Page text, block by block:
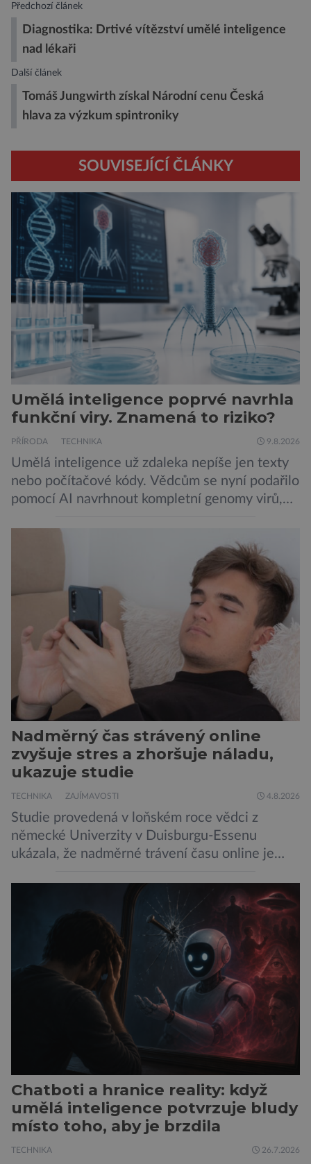
Předchozí článek
Diagnostika: Drtivé vítězství umělé inteligence
nad lékaři
Další článek
Tomáš Jungwirth získal Národní cenu Česká
hlava za výzkum spintroniky
SOUVISEJÍCÍ ČLÁNKY
Umělá inteligence poprvé navrhla
funkční viry. Znamená to riziko?
PŘÍRODA TECHNIKA 9.8.2026
Umělá inteligence už zdaleka nepíše jen texty
nebo počítačové kódy. Vědcům se nyní podařilo
pomocí AI navrhnout kompletní genomy virů,
Takový postup není samoúčelný, protože by
mohl pomoci v boji proti bakteriím odolným
vůči antibiotikům, současně však otevírá nové
otázky biologické bezpečnosti. Výzkumníci ze
Stanfordovy univerzity a Arc Institute […]
Nadměrný čas strávený online
zvyšuje stres a zhoršuje náladu,
ukazuje studie
TECHNIKA ZAJÍMAVOSTI 4.8.2026
Studie provedená v loňském roce vědci z
německé Univerzity v Duisburgu-Essenu
ukázala, že nadměrné trávení času online je
vede k zanedbávání dalších aktivit. Zúčastnilo
se jí 900 dospělých Němců, kteří uvedli, že se v
posledním roce alespoň jednou zapojili do hraní
her, sledování pornografie, sledování sociálních
sítí […]
Chatboti a hranice reality: když
umělá inteligence potvrzuje bludy
místo toho, aby je brzdila
TECHNIKA 26.7.2026